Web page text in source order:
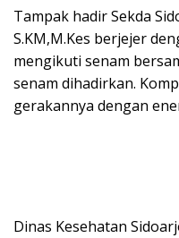
Tampak hadir Sekda
S.KM,M.Kes berjejer
mengikuti senam
senam dihadirkan.
gerakannya dengan
Dinas Kesehatan